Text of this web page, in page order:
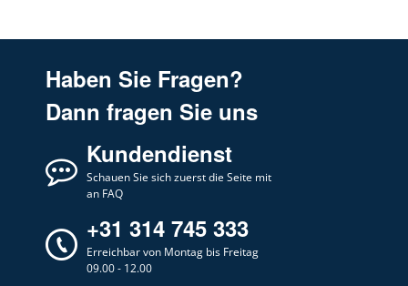
Haben Sie Fragen?
Dann fragen Sie uns
Kundendienst
Schauen Sie sich zuerst die Seite mit
an FAQ
+31 314 745 333
Erreichbar von Montag bis Freitag
09.00 - 12.00